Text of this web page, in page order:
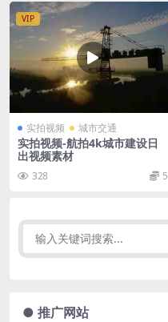
VIP
实拍视频 城市交通
实拍视频-航拍4k城市建设日
出视频素材
328 5
● 推广网站